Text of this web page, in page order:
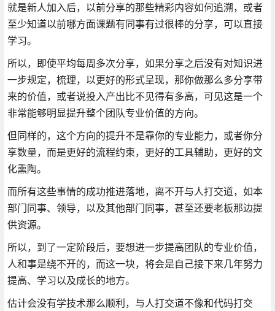
就是新人加入后，以前分享的那些精彩内容如何追溯，或者
至少知道以前哪方面课题有同事有过很棒的分享，可以直接
学习。
所以，即使平均每周多次分享，如果分享之后没有对知识进
一步规定，梳理，以更好的形式呈现，那你做那么多分享带
来的价值，或者说投入产出比不见得有多高，可见这是一个
非常能够明显提升整个团队专业价值的方向。
但同样的，这个方向的提升不是靠你的专业能力，或者你分
享数量，而是更好的流程约束，更好的工具辅助，更好的文
化熏陶。
而所有这些事情的成功推进落地，离不开与人打交道，如本
部门同事、领导，以及其他部门同事，甚至还要老板那边提
供资源。
所以，到了一定阶段后，要想进一步提高团队的专业价值，
人和事是绕不开的，而这一块，将会是自己接下来几年努力
提高、学习以及成长的地方。
估计会没有学技术那么顺利，与人打交道不像和代码打交